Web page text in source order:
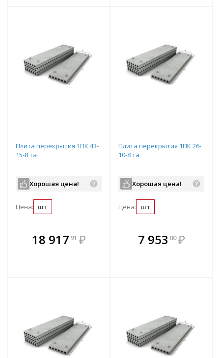
Плита перекрытия 1ПК 43-
15-8 та
Хорошая цена!
Цена: шт
18 917 91 ₽
В комплекте
всегда выгоднее!
Плита перекрытия 1ПК 26-
10-8 та
Хорошая цена!
Цена: шт
В комплекте
всегда выгоднее!
7 953 00 ₽